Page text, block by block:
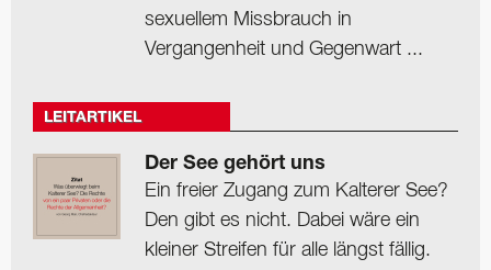
sexuellem Missbrauch in
Vergangenheit und Gegenwart ...
LEITARTIKEL
Der See gehört uns
Ein freier Zugang zum Kalterer See?
Den gibt es nicht. Dabei wäre ein
kleiner Streifen für alle längst fällig.